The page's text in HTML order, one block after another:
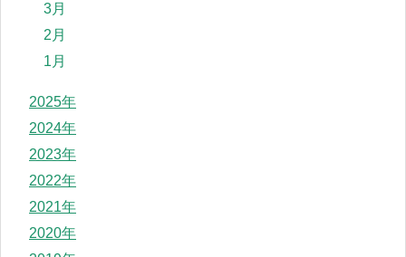
3月
2月
1月
2025年
2024年
2023年
2022年
2021年
2020年